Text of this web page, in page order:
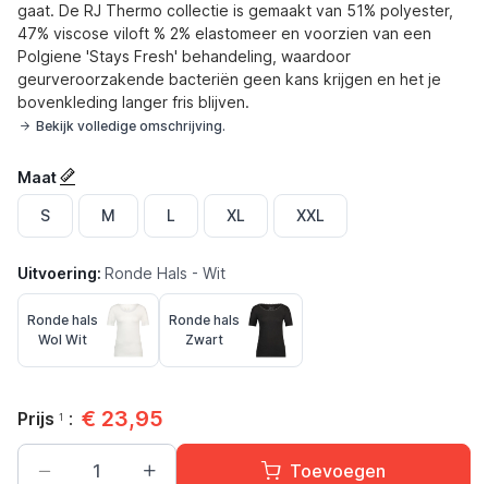
gaat. De RJ Thermo collectie is gemaakt van 51% polyester,
47% viscose viloft % 2% elastomeer en voorzien van een
Polgiene 'Stays Fresh' behandeling, waardoor
geurveroorzakende bacteriën geen kans krijgen en het je
bovenkleding langer fris blijven.
Bekijk volledige omschrijving.
Maat
S M L XL XXL
Uitvoering: Ronde Hals - Wit
Ronde hals
Wol WitRonde hals - Wol Wit
Ronde hals
Zwart
Ronde hals - Zwart
Prijs 1 : € 23,95
Toevoegen